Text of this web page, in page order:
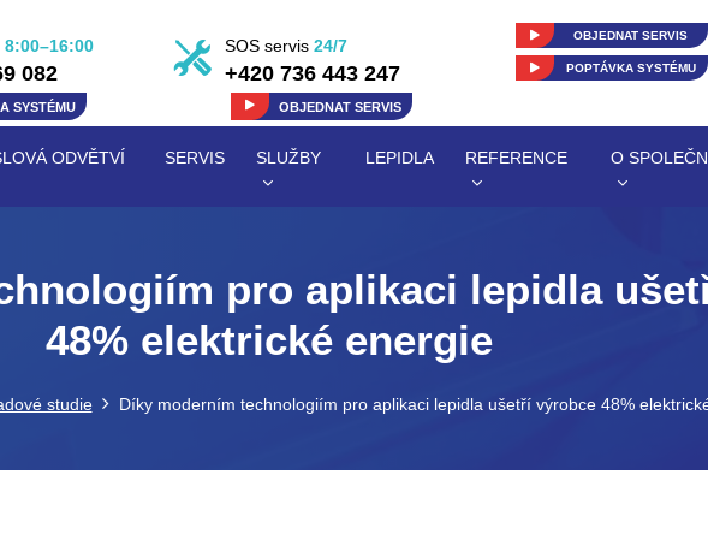
8:00–16:00
082
SYSTÉMU
SOS servis 24/7
+420 736 443 247
OBJEDNAT SERVIS
OBJEDNAT SERVIS
POPTÁVKA SYSTÉMU
ODVĚTVÍ SERVIS SLUŽBY LEPIDLA REFERENCE O
pro aplikaci lepidla
48% elektrické energie
studie Díky moderním technologiím pro aplikaci lepidla ušetří výrobce 48%